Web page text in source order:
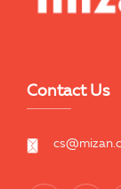
Contact Us